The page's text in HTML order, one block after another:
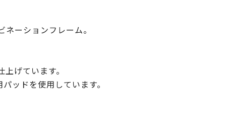
ーションフレーム。
げています。
ッドを使用しています。